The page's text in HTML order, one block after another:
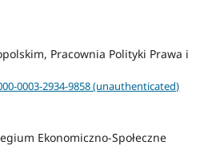
Pracownia Polityki Prawa i
0003-2934-9858 (unauthenticated)
Ekonomiczno-Społeczne